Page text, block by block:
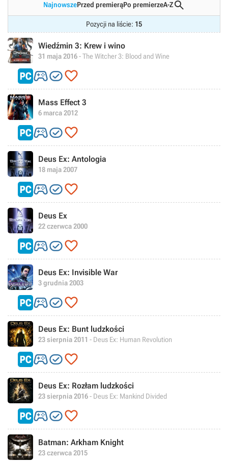
NajnowszePrzed premierąPo premierzeA-Z
Pozycji na liście: 15
Wiedźmin 3: Krew i wino
31 maja 2016- The Witcher 3: Blood and Wine

Mass Effect 3
6 marca 2012

Deus Ex: Antologia
18 maja 2007

Deus Ex
22 czerwca 2000

Deus Ex: Invisible War
3 grudnia 2003

Deus Ex: Bunt ludzkości
23 sierpnia 2011 - Deus Ex: Human Revolution

Deus Ex: Rozłam ludzkości
23 sierpnia 2016- Deus Ex: Mankind Divided

Batman: Arkham Knight
23 czerwca 2015